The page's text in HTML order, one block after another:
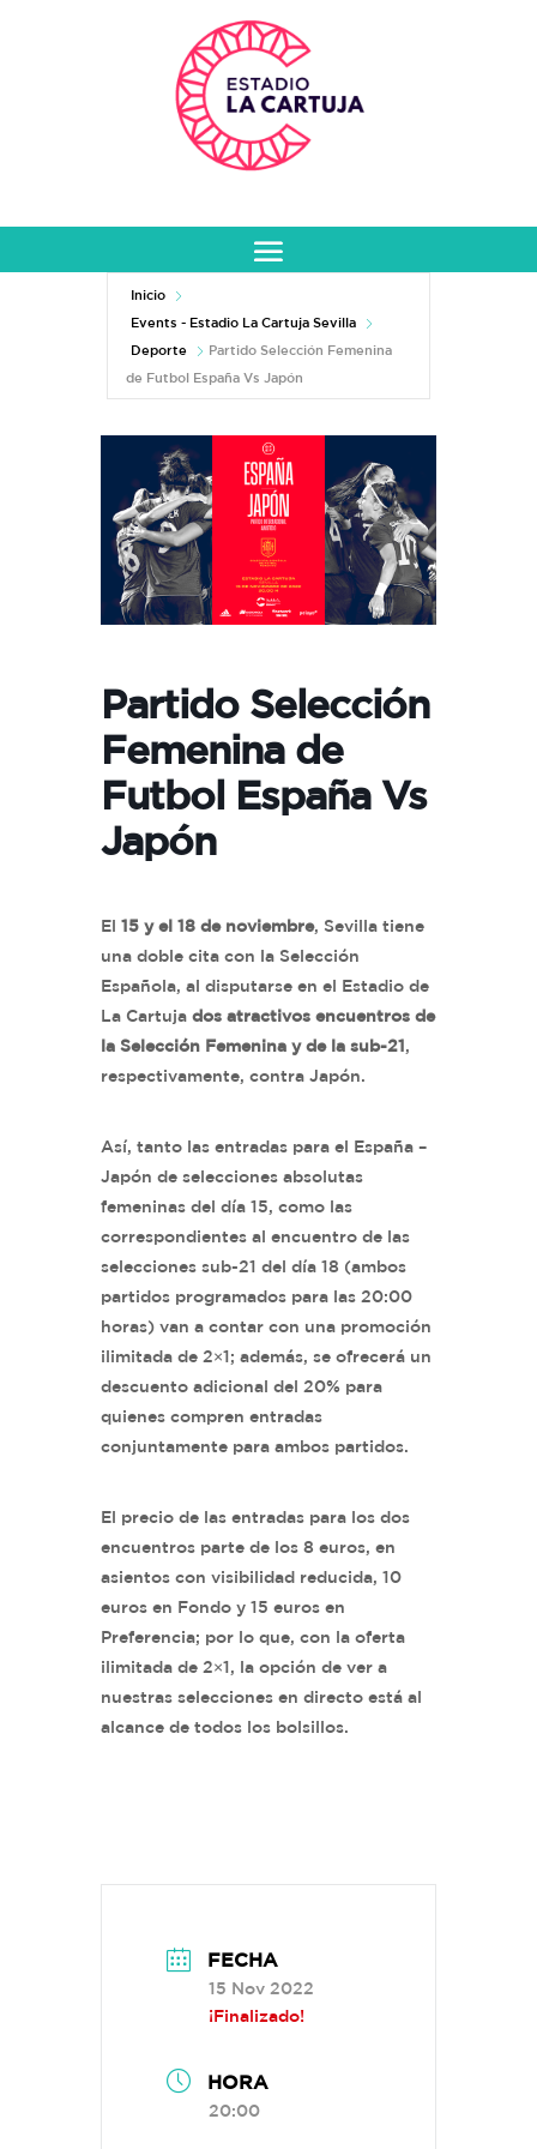
Inicio
Events - Estadio La Cartuja Sevilla
Deporte
Partido Selección Femenina
de Futbol España Vs Japón
Partido Selección
Femenina de
Futbol España Vs
Japón
El 15 y el 18 de noviembre, Sevilla tiene
una doble cita con la Selección
Española, al disputarse en el Estadio de
La Cartuja dos atractivos encuentros de
la Selección Femenina y de la sub-21,
respectivamente, contra Japón.
Así, tanto las entradas para el España –
Japón de selecciones absolutas
femeninas del día 15, como las
correspondientes al encuentro de las
selecciones sub-21 del día 18 (ambos
partidos programados para las 20:00
horas) van a contar con una promoción
ilimitada de 2×1; además, se ofrecerá un
descuento adicional del 20% para
quienes compren entradas
conjuntamente para ambos partidos.
El precio de las entradas para los dos
encuentros parte de los 8 euros, en
asientos con visibilidad reducida, 10
euros en Fondo y 15 euros en
Preferencia; por lo que, con la oferta
ilimitada de 2×1, la opción de ver a
nuestras selecciones en directo está al
alcance de todos los bolsillos.
FECHA
15 Nov 2022
¡Finalizado!
HORA
20:00